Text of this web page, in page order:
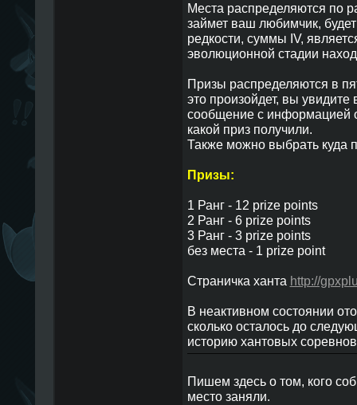
Места распределяются по
займет ваш любимчик, будет
редкости, суммы IV,
эволюционной стадии
Призы распределяются в
это произойдет, вы
сообщение с информацией
какой приз получили.
Также можно выбрать куда
Призы:
1 Ранг - 12 prize points
2 Ранг - 6 prize points
3 Ранг - 3 prize points
без места - 1 prize point
Страничка ханта http://
В неактивном состоянии
сколько осталось до
историю хантовых
Пишем здесь о том, кого
место заняли.